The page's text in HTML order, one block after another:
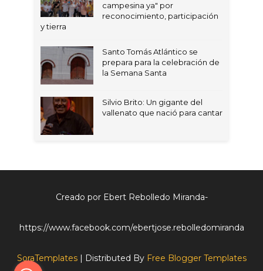
campesina ya" por
reconocimiento, participación
y tierra
Santo Tomás Atlántico se
prepara para la celebración de
la Semana Santa
Silvio Brito: Un gigante del
vallenato que nació para cantar
Creado por Ebert Rebolledo Miranda-
https://www.facebook.com/ebertjose.rebolledomiranda
SoraTemplates| Distributed By Free Blogger Templates